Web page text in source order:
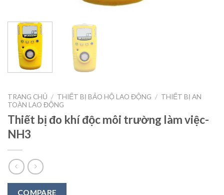
TRANG CHỦ / THIẾT BỊ BẢO HỘ LAO ĐỘNG / THIẾT BỊ AN
TOÀN LAO ĐỘNG
Thiết bị đo khí độc môi trường làm việc-
NH3
COMPARE